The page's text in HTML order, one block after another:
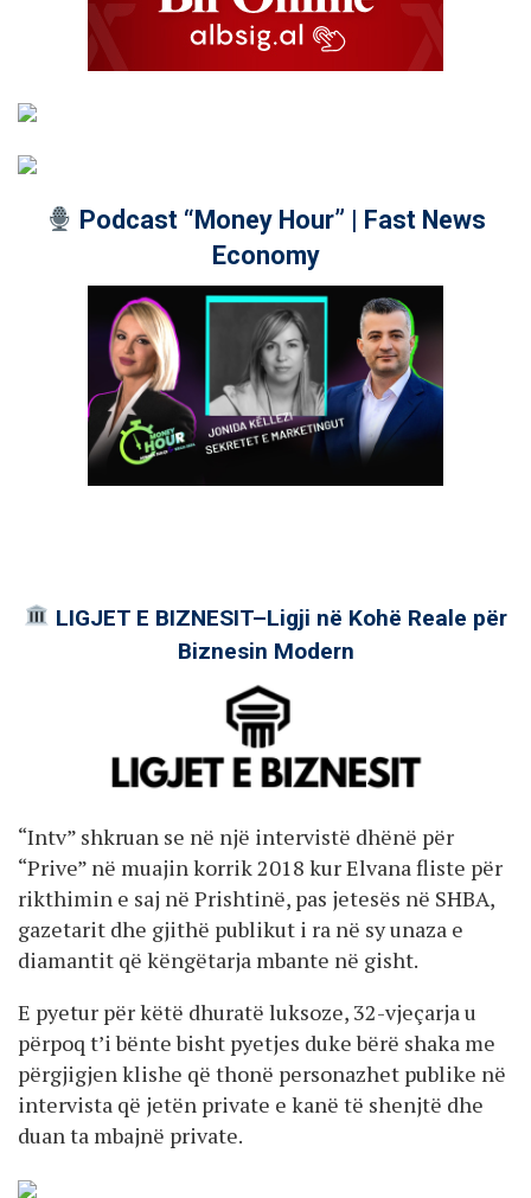
Podcast “Money Hour” | Fast News
Economy
LIGJET E BIZNESIT–Ligji në Kohë Reale për
Biznesin Modern
“Intv” shkruan se në një intervistë dhënë për
“Prive” në muajin korrik 2018 kur Elvana fliste për
rikthimin e saj në Prishtinë, pas jetesës në SHBA,
gazetarit dhe gjithë publikut i ra në sy unaza e
diamantit që këngëtarja mbante në gisht.
E pyetur për këtë dhuratë luksoze, 32-vjeçarja u
përpoq t’i bënte bisht pyetjes duke bërë shaka me
përgjigjen klishe që thonë personazhet publike në
intervista që jetën private e kanë të shenjtë dhe
duan ta mbajnë private.